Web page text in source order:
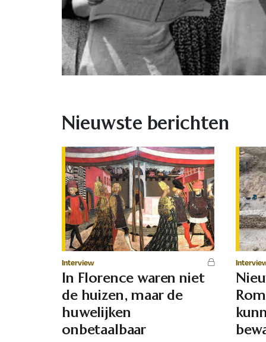
Nieuwste berichten
Interview
In Florence waren niet
de huizen, maar de
huwelijken
onbetaalbaar